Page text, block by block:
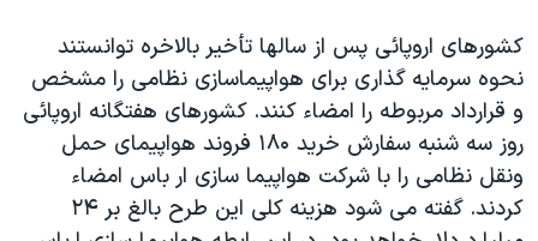
جستجو
گزیده‌ها
ویژه برنامه‌ها
ویدیوها
فرهنگ و زندگی
حقوق شهروندی
عملیات خشم حماسی
۲۵۰سالگی آمریکا
بایگانی برنامه‌های تلویزیونی
مستندها
انتخابات ریاست جمهوری آمریکا ۲۰۲۴
پخش رادیویی
یادگیری زبان انگلیسی
دنبال کنید
کشورهای اروپائی پس از سالها تأخير بالاخره توانستند
نحوه سرمايه گذاری برای هواپيماسازی نظامی را مشخص
و قرارداد مربوطه را امضاء کنند. کشورهای هفتگانه اروپائی
روز سه شنبه سفارش خريد ۱۸۰ فروند هواپيمای حمل
ونقل نظامی را با شرکت هواپيما سازی ار باس امضاء
کردند. گفته می شود هزينه کلی اين طرح بالغ بر ۲۴